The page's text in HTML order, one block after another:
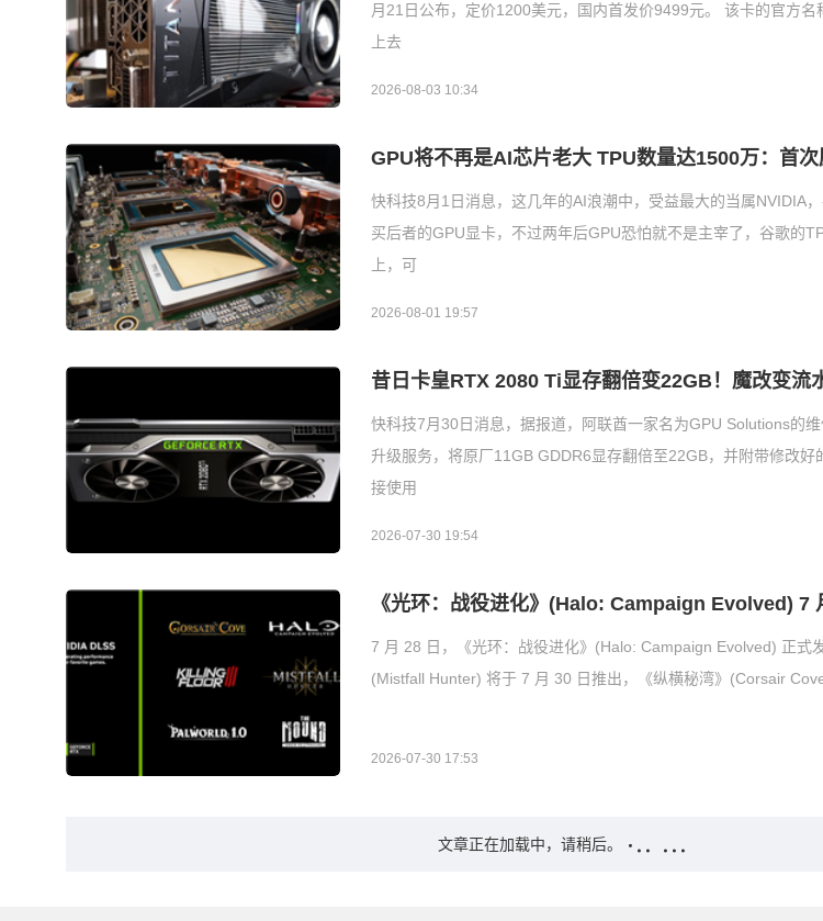
月21日公布，定价1200美元，国内首发价9499元。 该卡的官方名
上去
2026-08-03 10:34
GPU将不再是AI芯片老大 TPU数量达1500万：首
快科技8月1日消息，这几年的AI浪潮中，受益最大的当属NVIDIA
买后者的GPU显卡，不过两年后GPU恐怕就不是主宰了，谷歌的
上，可
2026-08-01 19:57
昔日卡皇RTX 2080 Ti显存翻倍变22GB！魔改变流
快科技7月30日消息，据报道，阿联酋一家名为GPU Solutions的
升级服务，将原厂11GB GDDR6显存翻倍至22GB，并附带修改好
接使用
2026-07-30 19:54
《光环：战役进化》(Halo: Campaign Evolved) 7
7 月 28 日，《光环：战役进化》(Halo: Campaign Evolved) 正式
(Mistfall Hunter) 将于 7 月 30 日推出，《纵横秘湾》(Corsair
2026-07-30 17:53
文章正在加载中，请稍后。